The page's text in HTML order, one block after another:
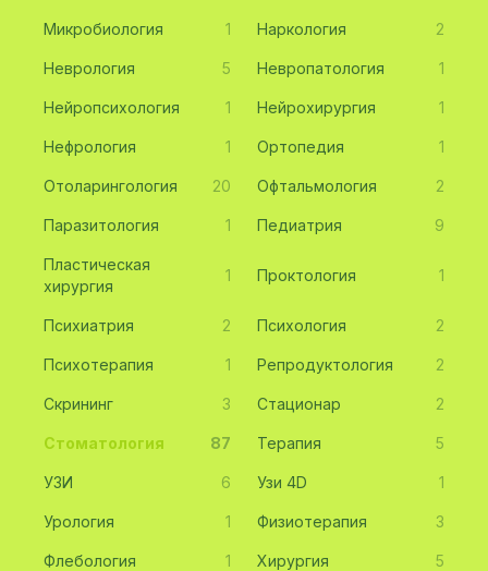
Микробиология 1 Наркология 2
Неврология 5 Невропатология 1
Нейропсихология 1 Нейрохирургия 1
Нефрология 1 Ортопедия 1
Отоларингология 20 Офтальмология 2
Паразитология 1 Педиатрия 9
Пластическая
хирургия
1 Проктология 1
Психиатрия 2 Психология 2
Психотерапия 1 Репродуктология 2
Скрининг 3 Стационар 2
Стоматология 87 Терапия 5
УЗИ 6 Узи 4D 1
Урология 1 Физиотерапия 3
Флебология 1 Хирургия 5